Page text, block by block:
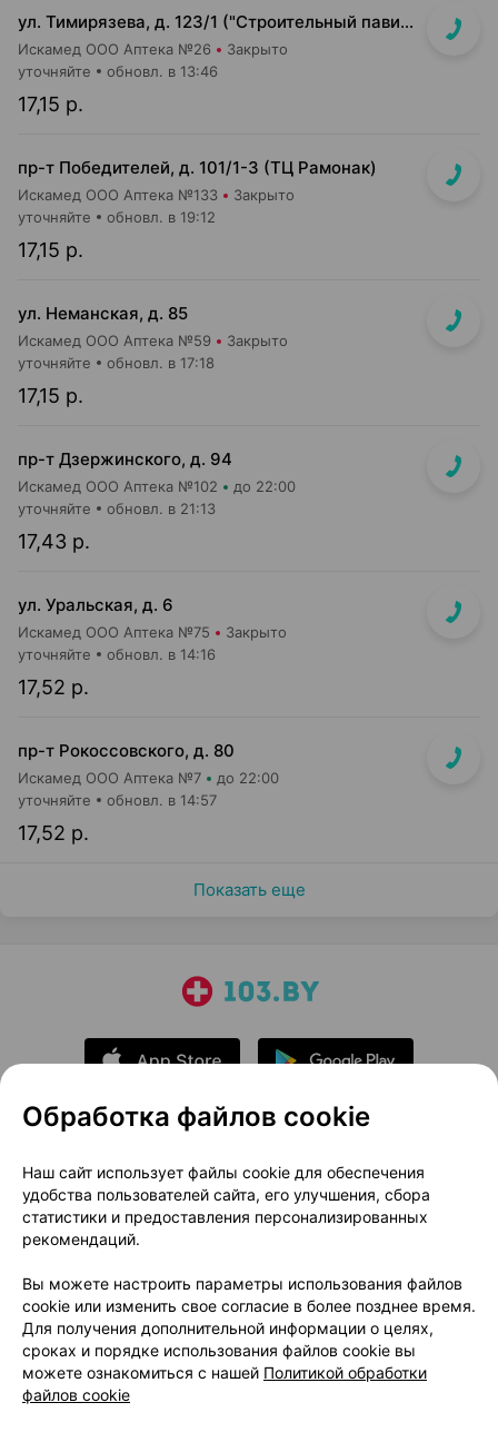
ул. Тимирязева, д. 123/1 ("Строительный павильон")
Искамед ООО Аптека №26 Закрыто
17,15 р.
уточняйте обновл. в 13:46
пр-т Победителей, д. 101/1-3 (ТЦ Рамонак)
Искамед ООО Аптека №133 Закрыто
17,15 р.
уточняйте обновл. в 19:12
ул. Неманская, д. 85
Искамед ООО Аптека №59 Закрыто
17,15 р.
уточняйте обновл. в 17:18
пр-т Дзержинского, д. 94
Искамед ООО Аптека №102 до 22:00
17,43 р.
уточняйте обновл. в 21:13
ул. Уральская, д. 6
Искамед ООО Аптека №75 Закрыто
17,52 р.
уточняйте обновл. в 14:16
пр-т Рокоссовского, д. 80
Искамед ООО Аптека №7 до 22:00
17,52 р.
уточняйте обновл. в 14:57
Показать еще
О проекте
Новости проекта
Размещение рекламы
Медицинский маркетинг
Публичный договор
Доставка
Способы оплаты
Вакансии
Партнеры
Написать руководителю 103.by
Написать в поддержку
Персональные настройки Cookie
Обработка файлов cookie
Наш сайт использует файлы cookie для обеспечения
удобства пользователей сайта, его улучшения, сбора
статистики и предоставления персонализированных
рекомендаций.
Вы можете настроить параметры использования файлов
cookie или изменить свое согласие в более позднее время.
Для получения дополнительной информации о целях,
сроках и порядке использования файлов cookie вы
можете ознакомиться с нашей Политикой обработки
файлов cookie